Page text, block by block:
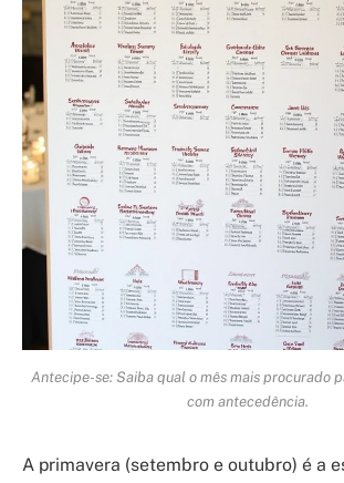
Antecipe-se: Saiba qual o mês mais procurado
com antecedência.
A primavera (setembro e outubro) é a